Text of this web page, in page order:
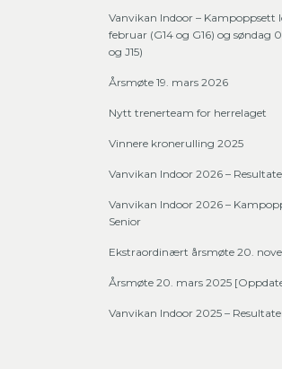
Vanvikan Indoor – Kampoppsett
februar (G14 og G16) og søndag
og J15)
Årsmøte 19. mars 2026
Nytt trenerteam for herrelaget
Vinnere kronerulling 2025
Vanvikan Indoor 2026 –
Vanvikan Indoor 2026 –
Senior
Ekstraordinært årsmøte 20.
Årsmøte 20. mars 2025
Vanvikan Indoor 2025 –